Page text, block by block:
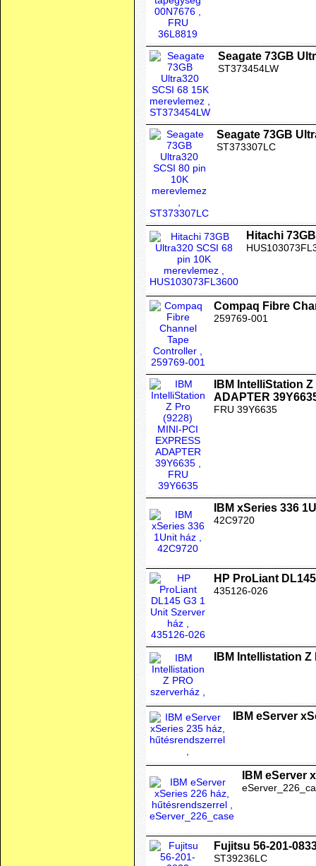
Seagate 73GB
ST373454LW
Seagate 73GB
ST373307LC
Hitachi
Compaq Fibre
259769-001
IBM IntelliStation
ADAPTER
FRU 39Y6635
IBM xSeries 336
42C9720
HP ProLiant
435126-026
IBM Intellistation
IBM eServer
IBM eServer
Fujitsu 56-201-
ST39236LC